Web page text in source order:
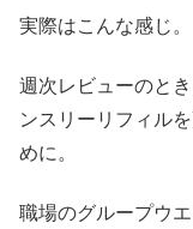
実際はこんな感じ。
週次レビューのと
ンスリーリフィル
めに。
職場のグループウ